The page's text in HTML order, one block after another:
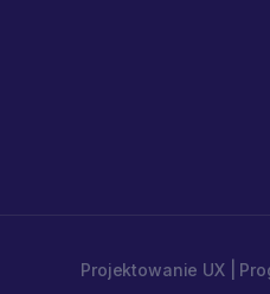
Projektowanie UX |